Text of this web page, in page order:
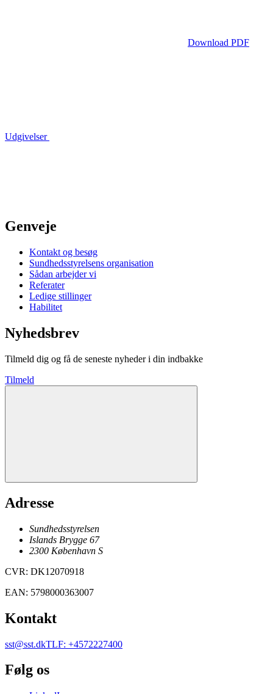
Download PDF
Udgivelser
Genveje
Kontakt og besøg
Sundhedsstyrelsens organisation
Sådan arbejder vi
Referater
Ledige stillinger
Habilitet
Nyhedsbrev
Tilmeld dig og få de seneste nyheder i din indbakke
Tilmeld
Adresse
Sundhedsstyrelsen
Islands Brygge 67
2300 København S
CVR: DK12070918
EAN: 5798000363007
Kontakt
sst@sst.dkTLF: +4572227400
Følg os